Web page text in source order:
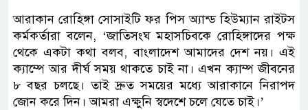
আরাকান রোহিঙ্গা সোসাইটি ফর পিস অ্যান্ড হিউম্যান রাইটস
কর্মকর্তারা বলেন, ‘জাতিসংঘ মহাসচিবকে রোহিঙ্গাদের পক্ষ
থেকে একটা কথা বলব, বাংলাদেশ আমাদের দেশ নয়। এই
ক্যাম্পে আর দীর্ঘ সময় থাকতে চাই না। এখন ক্যাম্প জীবনের
৮ বছর চলছে। তাই দ্রুত সময়ের মধ্যে আরাকানে নিরাপদ
জোন করে দিন। আমরা এক্ষুনি স্বদেশে চলে যেতে চাই।’